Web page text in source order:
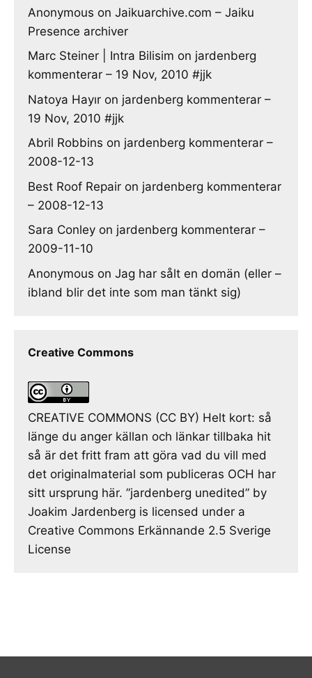
Anonymous on Jaikuarchive.com – Jaiku
Presence archiver
Marc Steiner | Intra Bilisim on jardenberg
kommenterar – 19 Nov, 2010 #jjk
Natoya Hayır on jardenberg kommenterar –
19 Nov, 2010 #jjk
Abril Robbins on jardenberg kommenterar –
2008-12-13
Best Roof Repair on jardenberg kommenterar
– 2008-12-13
Sara Conley on jardenberg kommenterar –
2009-11-10
Anonymous on Jag har sålt en domän (eller –
ibland blir det inte som man tänkt sig)
Creative Commons
CREATIVE COMMONS (CC BY) Helt kort: så
länge du anger källan och länkar tillbaka hit
så är det fritt fram att göra vad du vill med
det originalmaterial som publiceras OCH har
sitt ursprung här. ”jardenberg unedited” by
Joakim Jardenberg is licensed under a
Creative Commons Erkännande 2.5 Sverige
License